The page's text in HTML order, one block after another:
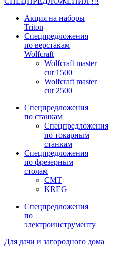
Акция на наборы
Triton
Спецпредложения
по верстакам
Wolfcraft
Wolfcraft master
cut 1500
Wolfcraft master
cut 2500
Спецпредложения
по станкам
Спецпредложения
по токарным
станкам
Спецпредложения
по фрезерным
столам
CMT
KREG
Спецпредложения
по
электроинструменту
Для дачи и загородного дома